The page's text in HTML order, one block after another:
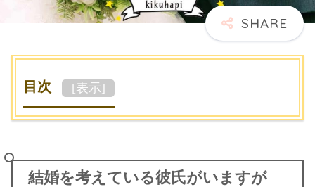
目次 [表示]
結婚を考えている彼氏がいますが